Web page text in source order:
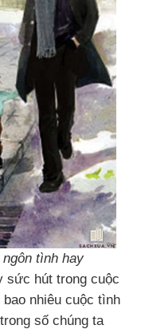
tình hay
sức hút trong cuộc
nhiêu cuộc tình
số chúng ta